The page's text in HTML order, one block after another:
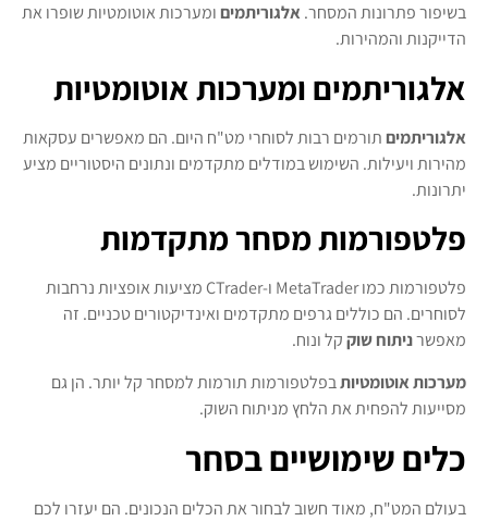
בשיפור פתרונות המסחר. אלגוריתמיםומערכות אוטומטיות שופרו את
הדייקנות והמהירות.
אלגוריתמים ומערכות אוטומטיות
אלגוריתמיםתורמים רבות לסוחרי מט"ח היום. הם מאפשרים עסקאות
מהירות ויעילות. השימוש במודלים מתקדמים ונתונים היסטוריים מציע
יתרונות.
פלטפורמות מסחר מתקדמות
פלטפורמות כמו MetaTrader ו-CTrader מציעות אופציות נרחבות
לסוחרים. הם כוללים גרפים מתקדמים ואינדיקטורים טכניים. זה
מאפשרניתוח שוקקל ונוח.
מערכות אוטומטיותבפלטפורמות תורמות למסחר קל יותר. הן גם
מסייעות להפחית את הלחץ מניתוח השוק.
כלים שימושיים בסחר
בעולם המט"ח, מאוד חשוב לבחור את הכלים הנכונים. הם יעזרו לכם